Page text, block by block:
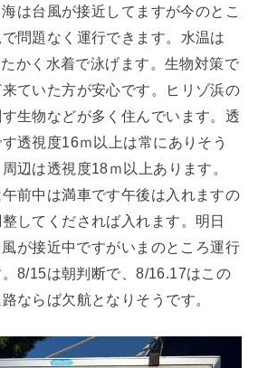
は台風が接近してますが今のとこ
問題なく運行できます。水温は
かく水着で泳げます。生物対策で
ていた方が安心です。ヒリゾ浜の
生物などが多く住んでいます。透
透視度16ｍ以上は常にありそう
辺は透視度18ｍ以上あります。
前中は満車です午後は入れますの
してくだされば入れます。明日
風が接近中ですがいまのところ運行
8/15は朝判断で、8/16.17はこの
ならば欠航となりそうです。